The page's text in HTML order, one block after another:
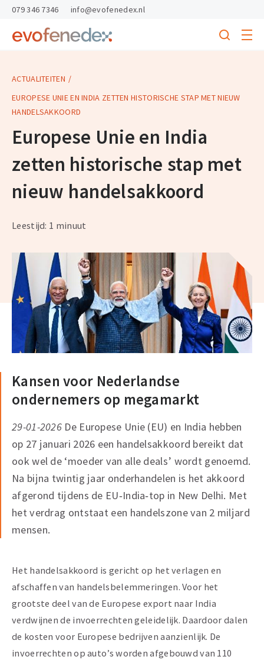
skipToContent
skipToFooter
Return
homepage
Search
menu
079 346 7346 info@evofenedex.nl
ACTUALITEITEN
EUROPESE UNIE EN INDIA ZETTEN HISTORISCHE STAP MET NIEUW
HANDELSAKKOORD
Europese Unie en India
zetten historische stap met
nieuw handelsakkoord
Leestijd: 1 minuut
Kansen voor Nederlandse
ondernemers op megamarkt
29-01-2026 De Europese Unie (EU) en India hebben
op 27 januari 2026 een handelsakkoord bereikt dat
ook wel de ‘moeder van alle deals’ wordt genoemd.
Na bijna twintig jaar onderhandelen is het akkoord
afgerond tijdens de EU‑India‑top in New Delhi. Met
het verdrag ontstaat een handelszone van 2 miljard
mensen.
Het handelsakkoord is gericht op het verlagen en
afschaffen van handelsbelemmeringen. Voor het
grootste deel van de Europese export naar India
verdwijnen de invoerrechten geleidelijk. Daardoor dalen
de kosten voor Europese bedrijven aanzienlijk. De
invoerrechten op auto’s worden afgebouwd van 110